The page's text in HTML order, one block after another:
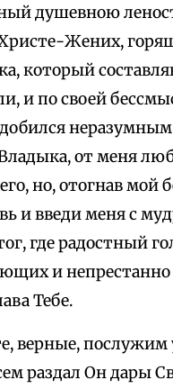
душевною
Жених,
который
и по своей
от меня
но, отогнав мой
и введи меня с
где радостный
и
Тебе.
верные, послужим
раздал Он дары